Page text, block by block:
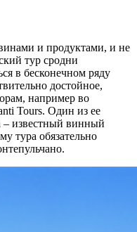
и продуктами, и не
тур сродни
в бесконечном ряду
достойное,
например во
Tours. Один из ее
– известный винный
тура обязательно